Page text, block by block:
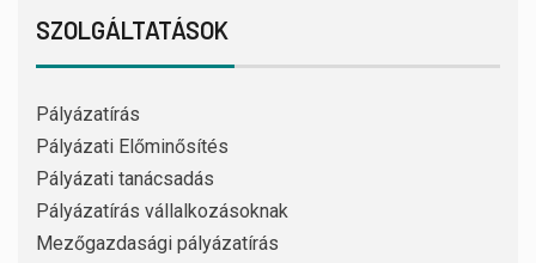
SZOLGÁLTATÁSOK
Pályázatírás
Pályázati Előminősítés
Pályázati tanácsadás
Pályázatírás vállalkozásoknak
Mezőgazdasági pályázatírás